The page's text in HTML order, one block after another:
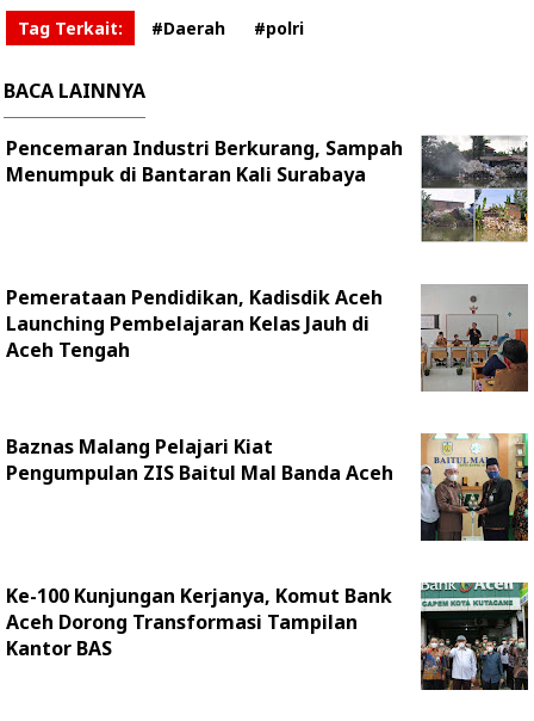
Tag Terkait: #Daerah #polri
BACA LAINNYA
Pencemaran Industri Berkurang, Sampah
Menumpuk di Bantaran Kali Surabaya
Pemerataan Pendidikan, Kadisdik Aceh
Launching Pembelajaran Kelas Jauh di
Aceh Tengah
Baznas Malang Pelajari Kiat
Pengumpulan ZIS Baitul Mal Banda Aceh
Ke-100 Kunjungan Kerjanya, Komut Bank
Aceh Dorong Transformasi Tampilan
Kantor BAS